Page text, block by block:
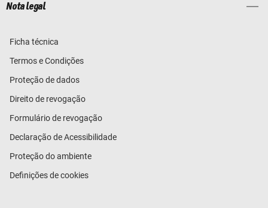
Nota legal
Ficha técnica
Termos e Condições
Proteção de dados
Direito de revogação
Formulário de revogação
Declaração de Acessibilidade
Proteção do ambiente
Definições de cookies